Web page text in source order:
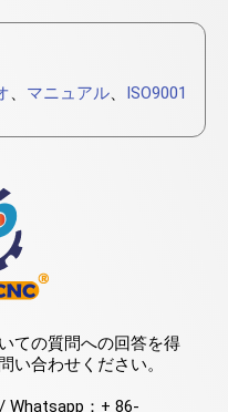
、 マニュアル、 ISO9001
ての質問への回答を得
い合わせください。
Whatsapp：+ 86-